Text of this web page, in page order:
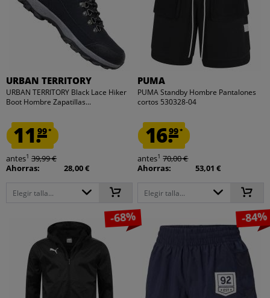
URBAN TERRITORY
URBAN TERRITORY Black Lace Hiker
Boot Hombre Zapatillas...
11.99*
antes1 39,99 €
Ahorras:
28,00 €
Elegir talla...
PUMA
PUMA Standby Hombre Pantalones
cortos 530328-04
16.99*
antes1 70,00 €
Ahorras:
53,01 €
Elegir talla...
-68% -84%